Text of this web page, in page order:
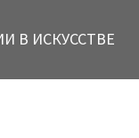
В ИСКУССТВЕ